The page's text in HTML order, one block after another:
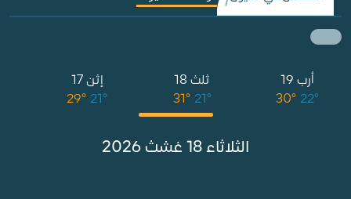
إثن 17
29° 21°
ثلث 18
31° 21°
أرب 19
30° 22°
الثلاثاء 18 غشث 2026